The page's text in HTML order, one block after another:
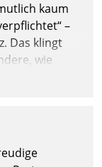
kaum
–
Das klingt
wie
der